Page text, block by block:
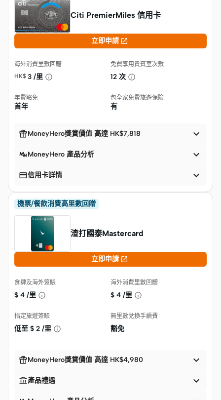
Citi PremierMiles 信用卡
立即申請 
海外消費里數回贈
HK$ 3 /里
免費享用貴賓室次數
12 次
年費豁免
首年
包全家免費旅遊保險
有
MoneyHero獎賞價值 高達 HK$7,818 
MoneyHero 產品分析 
信用卡詳情 
機票/餐飲消費高里數回贈
渣打國泰Mastercard
立即申請 
食肆及海外簽賬
$ 4 /里
海外消費里數回贈
$ 4 /里
指定旅遊簽賬
低至 $ 2 /里
無里數兌換手續費
豁免
MoneyHero獎賞價值 高達 HK$4,980 
產品禮遇 